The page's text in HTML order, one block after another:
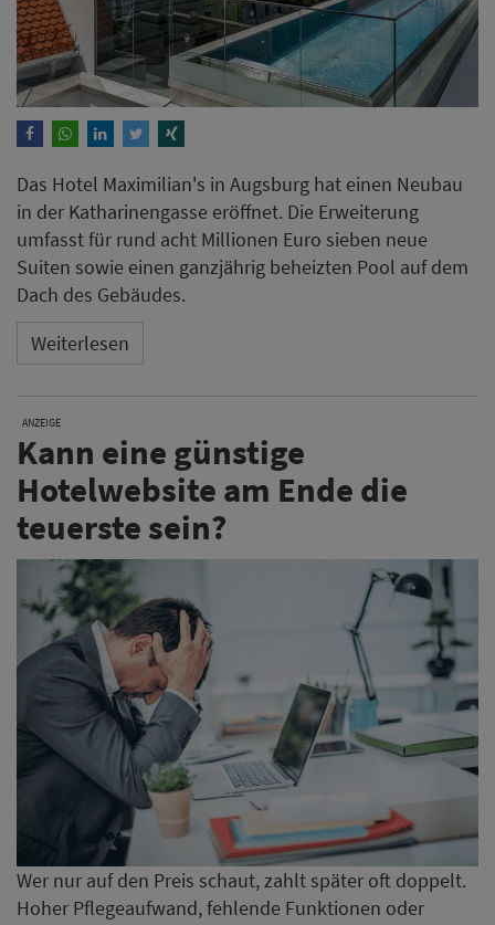
Das Hotel Maximilian's in Augsburg hat einen Neubau
in der Katharinengasse eröffnet. Die Erweiterung
umfasst für rund acht Millionen Euro sieben neue
Suiten sowie einen ganzjährig beheizten Pool auf dem
Dach des Gebäudes.
Weiterlesen
ANZEIGE
Kann eine günstige
Hotelwebsite am Ende die
teuerste sein?
Wer nur auf den Preis schaut, zahlt später oft doppelt.
Hoher Pflegeaufwand, fehlende Funktionen oder